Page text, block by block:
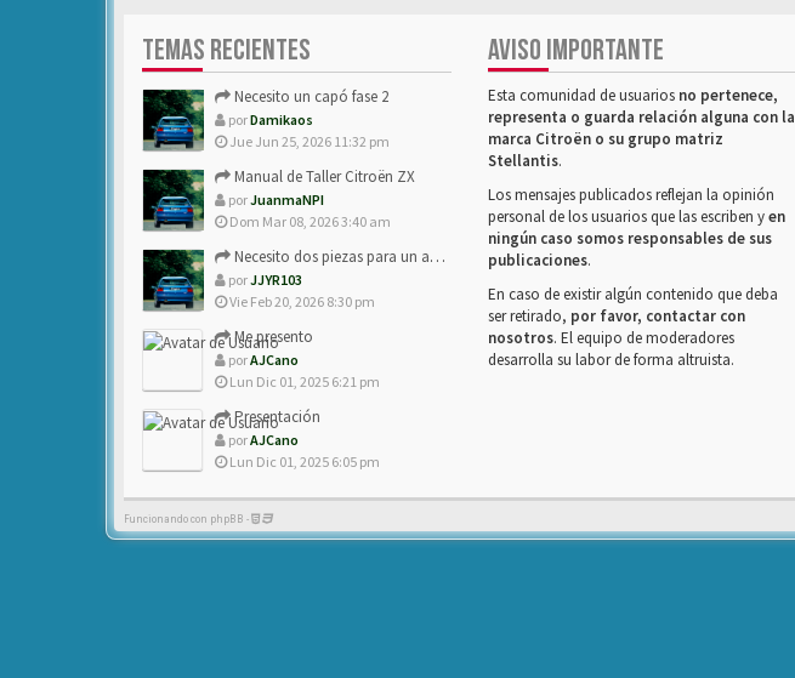
TEMAS RECIENTES
Necesito un capó fase 2
porDamikaos
Jue Jun 25, 2026 11:32 pm
Manual de Taller Citroën ZX
porJuanmaNPI
Dom Mar 08, 2026 3:40 am
Necesito dos piezas para un amigo con ZX.
porJJYR103
Vie Feb 20, 2026 8:30 pm
Me presento
porAJCano
Lun Dic 01, 2025 6:21 pm
Presentación
porAJCano
Lun Dic 01, 2025 6:05 pm
AVISO IMPORTANTE
Esta comunidad de usuarios no pertenece,
representa o guarda relación alguna con la
marca Citroën o su grupo matriz
Stellantis.
Los mensajes publicados reflejan la opinión
personal de los usuarios que las escriben yen
ningún caso somos responsables de sus
publicaciones.
En caso de existir algún contenido que deba
ser retirado, por favor, contactar con
nosotros. El equipo de moderadores
desarrolla su labor de forma altruista.
Funcionando con phpBB -